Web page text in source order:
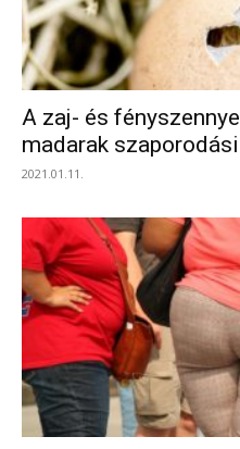
A zaj- és
madarak
2021.01.11.